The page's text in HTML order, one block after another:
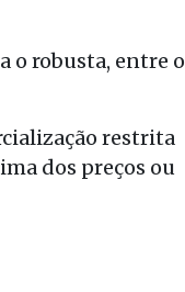
o robusta, entre o
restrita
dos preços ou